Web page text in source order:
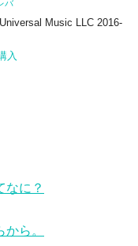
バ
Music LLC 2016-
入
なに？
ら。